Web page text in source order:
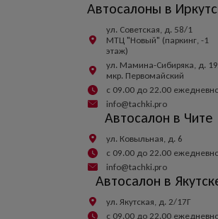
Автосалоны в
ул. Советская, д. 58/1
МТЦ "Новый" (паркинг, -1
этаж)
ул. Мамина-Сибиряка, д.
мкр. Первомайский
с 09.00 до 22.00
info@tachki.pro
Автосалон в Чите
ул. Ковыльная, д. 6
с 09.00 до 22.00
info@tachki.pro
Автосалон в
ул. Якутская, д. 2/17Г
с 09.00 до 22.00